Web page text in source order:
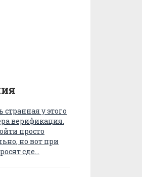
странная у этого
верификация.
просто
но вот при
сде…